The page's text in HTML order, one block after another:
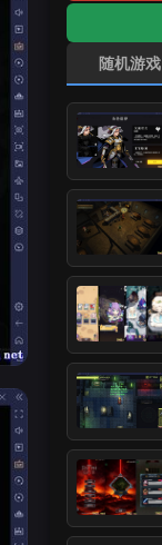
随机游戏